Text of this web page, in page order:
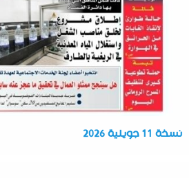
نسخة 11 جويلية 2026